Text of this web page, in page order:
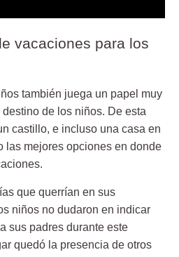
vacaciones para los
también juega un papel muy
de los niños. De esta
castillo, e incluso una casa en
las mejores opciones en donde
que querrían en sus
niños no dudaron en indicar
sus padres durante este
quedó la presencia de otros